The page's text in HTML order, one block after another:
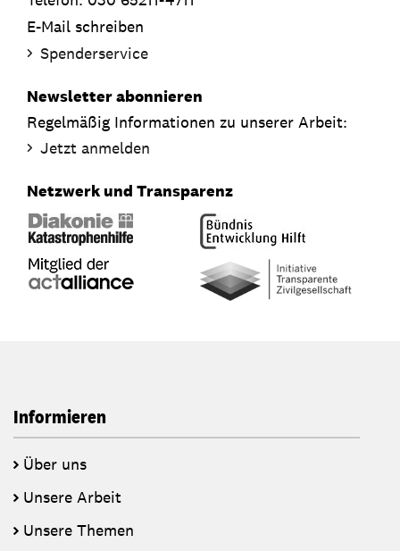
E-Mail schreiben
Spenderservice
Newsletter abonnieren
Regelmäßig Informationen zu unserer Arbeit:
Jetzt anmelden
Netzwerk und Transparenz
Informieren
Über uns
Unsere Arbeit
Unsere Themen